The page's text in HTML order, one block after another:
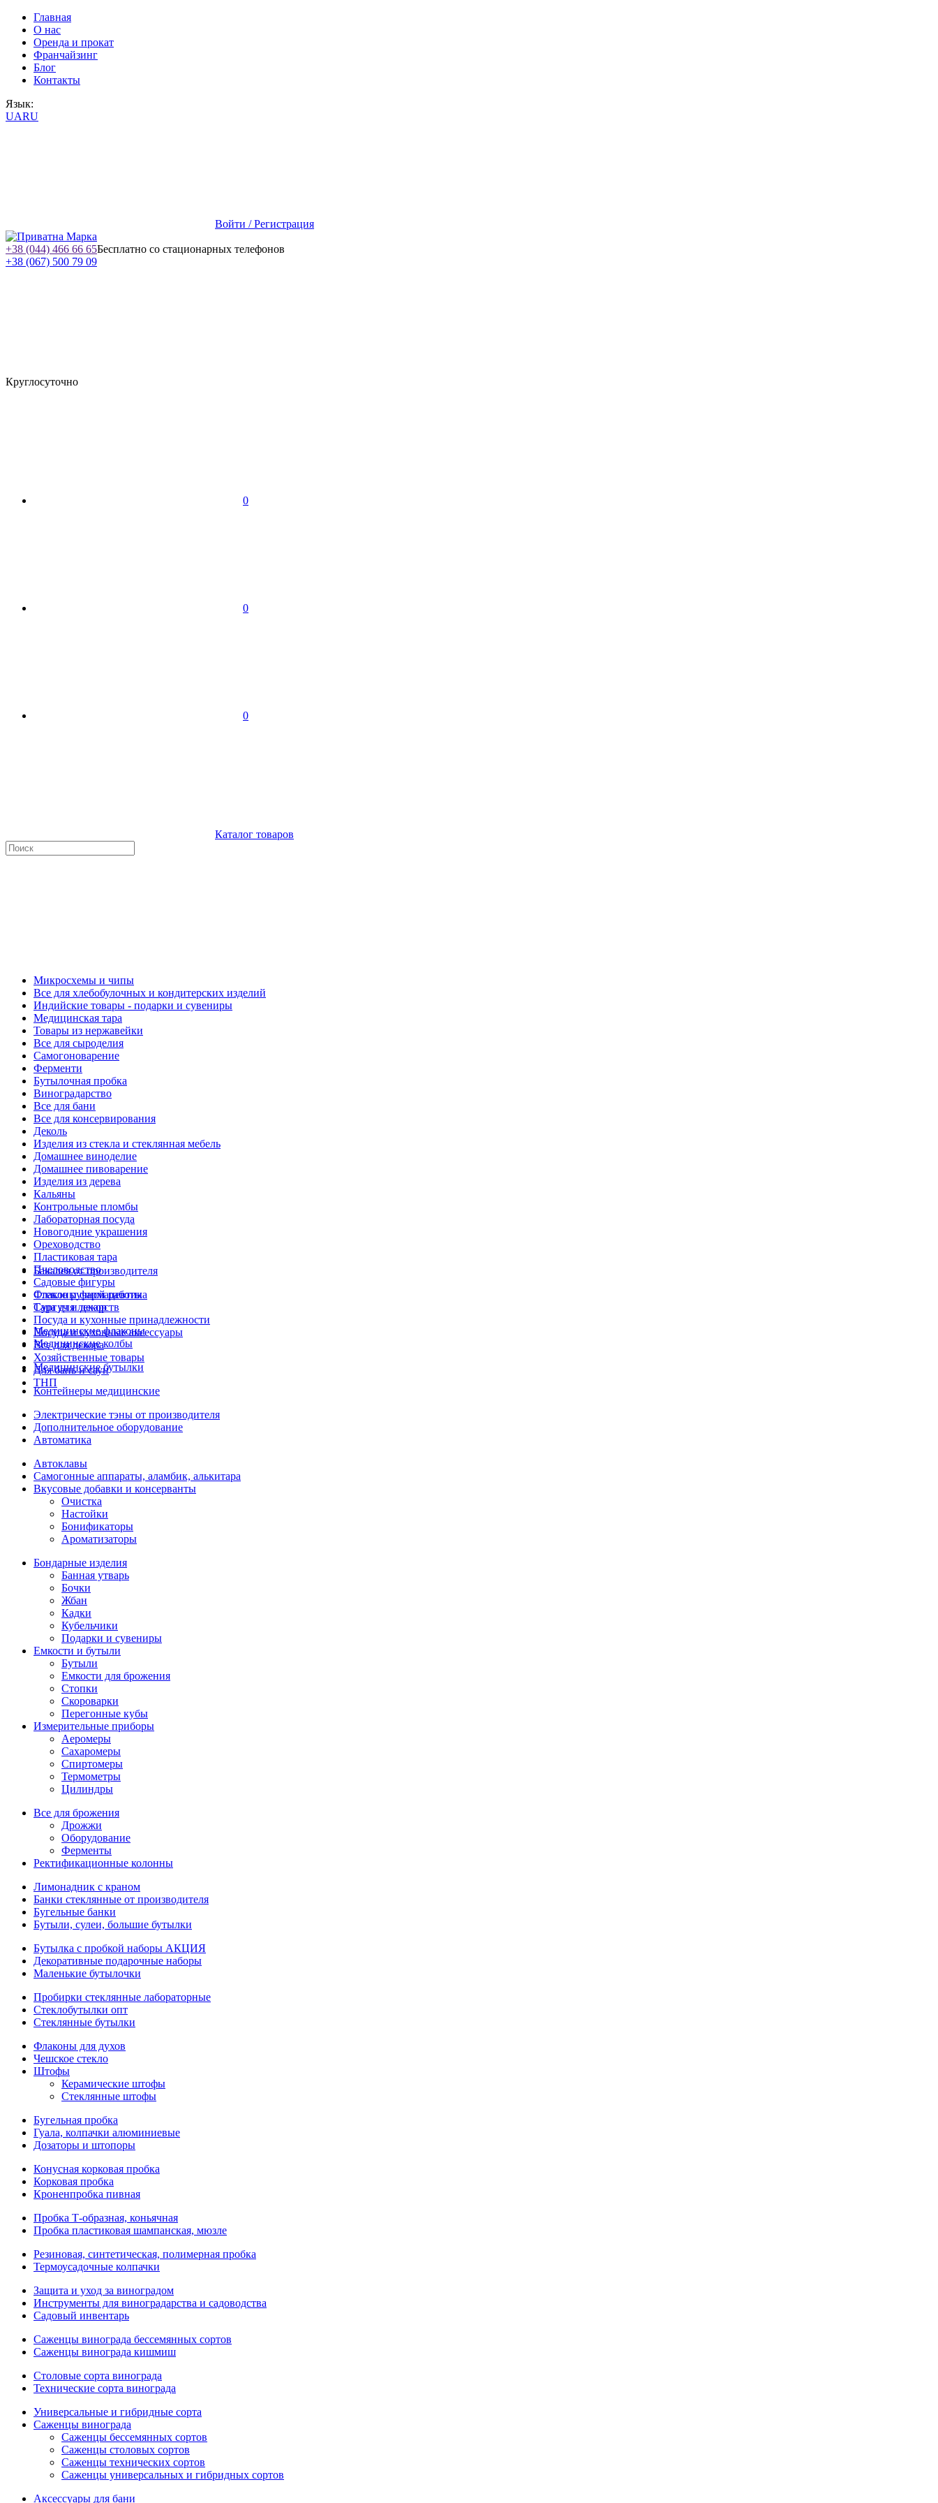
Главная
О нас
Оренда и прокат
Франчайзинг
Блог
Контакты
Язык:
UARU
Войти / Регистрация
+38 (044) 466 66 65Бесплатно со стационарных телефонов
+38 (067) 500 79 09
Круглосуточно
0
0
0
Каталог товаров
Микросхемы и чипы
Все для хлебобулочных и кондитерских изделий
Индийские товары - подарки и сувениры
Медицинская тара
Товары из нержавейки
Все для сыроделия
Самогоноварение
Ферменти
Бутылочная пробка
Виноградарство
Все для бани
Все для консервирования
Деколь
Изделия из стекла и стеклянная мебель
Домашнее виноделие
Домашнее пивоварение
Изделия из дерева
Кальяны
Контрольные пломбы
Лабораторная посуда
Новогодние украшения
Ореховодство
Пластиковая тара
Пчеловодство
Садовые фигуры
Стекло ручной работы
Сургуч и декор
Посуда и кухонные принадлежности
Посуда и кухонные аксессуары
Все для декора
Хозяйственные товары
Для бань и саун
ТНП
Бакалея от производителя
Флаконы фармацевтика
Тара для лекарств
Медицинские флаконы
Медицинские колбы
Медицинские бутылки
Контейнеры медицинские
Электрические тэны от производителя
Дополнительное оборудование
Автоматика
Автоклавы
Самогонные аппараты, аламбик, алькитара
Вкусовые добавки и консерванты
Очистка
Настойки
Бонификаторы
Ароматизаторы
Бондарные изделия
Банная утварь
Бочки
Жбан
Кадки
Кубельчики
Подарки и сувениры
Емкости и бутыли
Бутыли
Емкости для брожения
Стопки
Скороварки
Перегонные кубы
Измерительные приборы
Аеромеры
Сахаромеры
Спиртомеры
Термометры
Цилиндры
Все для брожения
Дрожжи
Оборудование
Ферменты
Ректификационные колонны
Лимонадник с краном
Банки стеклянные от производителя
Бугельные банки
Бутыли, сулеи, большие бутылки
Бутылка с пробкой наборы АКЦИЯ
Декоративные подарочные наборы
Маленькие бутылочки
Пробирки стеклянные лабораторные
Стеклобутылки опт
Стеклянные бутылки
Флаконы для духов
Чешское стекло
Штофы
Керамические штофы
Стеклянные штофы
Бугельная пробка
Гуала, колпачки алюминиевые
Дозаторы и штопоры
Конусная корковая пробка
Корковая пробка
Кроненпробка пивная
Пробка Т-образная, коньячная
Пробка пластиковая шампанская, мюзле
Резиновая, синтетическая, полимерная пробка
Термоусадочные колпачки
Защита и уход за виноградом
Инструменты для виноградарства и садоводства
Садовый инвентарь
Саженцы винограда бессемянных сортов
Саженцы винограда кишмиш
Столовые сорта винограда
Технические сорта винограда
Универсальные и гибридные сорта
Саженцы винограда
Саженцы бессемянных сортов
Саженцы столовых сортов
Саженцы технических сортов
Саженцы универсальных и гибридных сортов
Аксессуары для бани